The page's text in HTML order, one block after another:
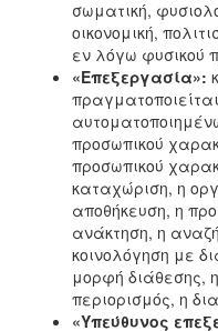
σωματική,
οικονομική,
εν λόγω φυσικού
«Επεξεργασία»:
προσωπικού
προσωπικού
καταχώριση, η
αποθήκευση, η
ανάκτηση, η
κοινολόγηση με
μορφή διάθεσης,
περιορισμός, η
«Υπεύθυνος